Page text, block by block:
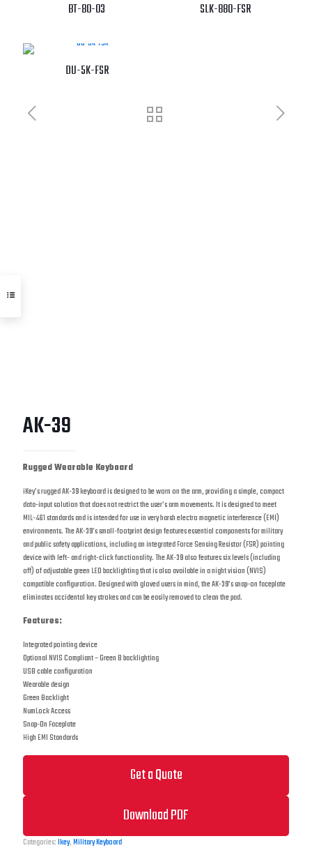
BT-80-03 SLK-880-FSR
DU-5K-FSR
AK-39
Rugged Wearable Keyboard
iKey’s rugged AK-39 keyboard is designed to be worn on the arm, providing a simple, compact
data-input solution that does not restrict the user’s arm movements. It is designed to meet
MIL-461 standards and is intended for use in very harsh electro magnetic interference (EMI)
environments. The AK-39’s small-footprint design features essential components for military
and public safety applications, including an integrated Force Sensing Resistor (FSR) pointing
device with left- and right-click functionality. The AK-39 also features six levels (including
off) of adjustable green LED backlighting that is also available in a night vision (NVIS)
compatible configuration. Designed with gloved users in mind, the AK-39’s snap-on faceplate
eliminates accidental key strokes and can be easily removed to clean the pad.
Features:
Integrated pointing device
Optional NVIS Compliant – Green B backlighting
USB cable configuration
Wearable design
Green Backlight
NumLock Access
Snap-On Faceplate
High EMI Standards
Get a Quote
Download PDF
Categories:Ikey,Military Keyboard